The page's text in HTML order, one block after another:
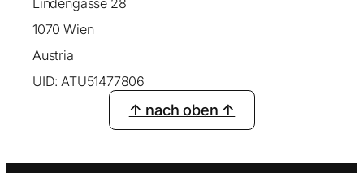
1070 Wien
Austria
UID: ATU51477806
↑ nach oben ↑